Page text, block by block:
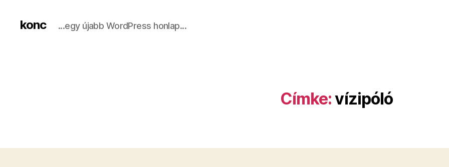
konc ...egy újabb WordPress honlap...
Címke:vízipóló